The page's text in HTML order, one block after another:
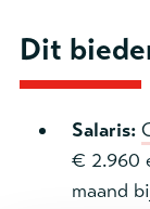
Dit
Salaris:
€ 2.960
maand